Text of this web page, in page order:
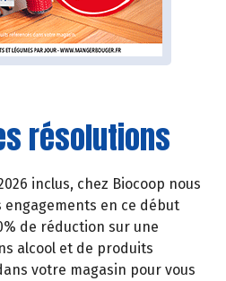
résolutions
inclus, chez Biocoop nous
engagements en ce début
de réduction sur une
alcool et de produits
votre magasin pour vous